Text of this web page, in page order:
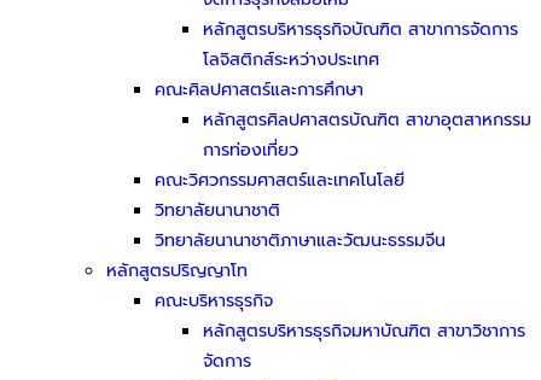
หลักสูตรบริหารธุรกิจบัณฑิต สาขาการจัดการ
โลจิสติกส์ระหว่างประเทศ
คณะศิลปศาสตร์และการศึกษา
หลักสูตรศิลปศาสตรบัณฑิต สาขาอุตสาหกรรม
การท่องเที่ยว
คณะวิศวกรรมศาสตร์และเทคโนโลยี
วิทยาลัยนานาชาติ
วิทยาลัยนานาชาติภาษาและวัฒนะธรรมจีน
หลักสูตรปริญญาโท
คณะบริหารธุรกิจ
หลักสูตรบริหารธุรกิจมหาบัณฑิต สาขาวิชาการ
จัดการ